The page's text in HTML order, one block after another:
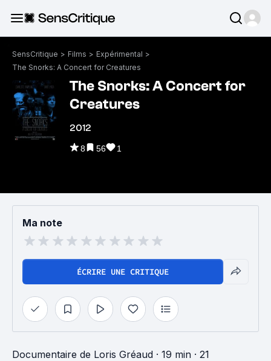
SensCritique > Films > Expérimental >
The Snorks: A Concert for Creatures
The Snorks: A Concert for
Creatures
2012
8 56 1
Ma note
ÉCRIRE UNE CRITIQUE
Documentaire de Loris Gréaud · 19 min · 21